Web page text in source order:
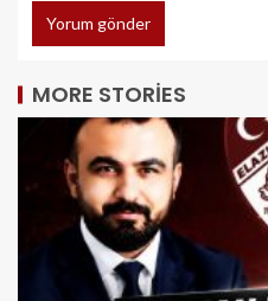
MORE STORIES